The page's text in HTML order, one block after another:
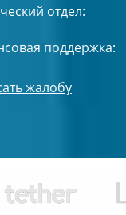
отдел:
поддержка:
жалобу